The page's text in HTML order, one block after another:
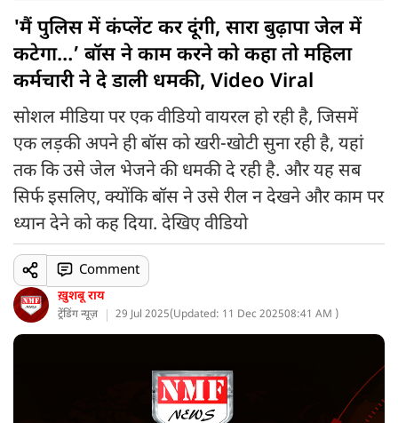
'मैं पुलिस में कंप्लेंट कर दूंगी, सारा बुढ़ापा जेल में
कटेगा…’ बॉस ने काम करने को कहा तो महिला
कर्मचारी ने दे डाली धमकी, Video Viral
सोशल मीडिया पर एक वीडियो वायरल हो रही है, जिसमें
एक लड़की अपने ही बॉस को खरी-खोटी सुना रही है, यहां
तक कि उसे जेल भेजने की धमकी दे रही है. और यह सब
सिर्फ इसलिए, क्योंकि बॉस ने उसे रील न देखने और काम पर
ध्यान देने को कह दिया. देखिए वीडियो
ख़ुशबू राय
ट्रेंडिंग न्यूज़ 29 Jul 2025(Updated: 11 Dec 202508:41 AM )
Comment